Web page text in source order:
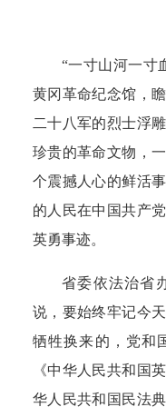
“一寸山河一寸
黄冈革命纪念馆，
二十八军的烈士浮
珍贵的革命文物，
个震撼人心的鲜活
的人民在中国共产
英勇事迹。
省委依法治省
说，要始终牢记今
牺牲换来的，党和
《中华人民共和国
华人民共和国民法